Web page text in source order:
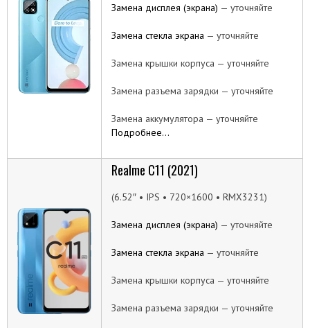
Замена дисплея (экрана) — уточняйте
Замена стекла экрана — уточняйте
Замена крышки корпуса — уточняйте
Замена разъема зарядки — уточняйте
Замена аккумулятора — уточняйте
Подробнее…
Realme C11 (2021)
(6.52″ • IPS • 720×1600 • RMX3231)
Замена дисплея (экрана) — уточняйте
Замена стекла экрана — уточняйте
Замена крышки корпуса — уточняйте
Замена разъема зарядки — уточняйте